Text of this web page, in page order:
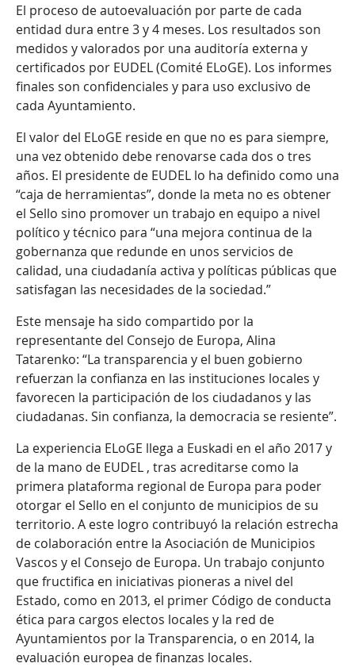
El proceso de autoevaluación por parte de cada
entidad dura entre 3 y 4 meses. Los resultados son
medidos y valorados por una auditoría externa y
certificados por EUDEL (Comité ELoGE). Los informes
finales son confidenciales y para uso exclusivo de
cada Ayuntamiento.
El valor del ELoGE reside en que no es para siempre,
una vez obtenido debe renovarse cada dos o tres
años. El presidente de EUDEL lo ha definido como una
“caja de herramientas”, donde la meta no es obtener
el Sello sino promover un trabajo en equipo a nivel
político y técnico para “una mejora continua de la
gobernanza que redunde en unos servicios de
calidad, una ciudadanía activa y políticas públicas que
satisfagan las necesidades de la sociedad.”
Este mensaje ha sido compartido por la
representante del Consejo de Europa, Alina
Tatarenko: “La transparencia y el buen gobierno
refuerzan la confianza en las instituciones locales y
favorecen la participación de los ciudadanos y las
ciudadanas. Sin confianza, la democracia se resiente”.
La experiencia ELoGE llega a Euskadi en el año 2017 y
de la mano de EUDEL , tras acreditarse como la
primera plataforma regional de Europa para poder
otorgar el Sello en el conjunto de municipios de su
territorio. A este logro contribuyó la relación estrecha
de colaboración entre la Asociación de Municipios
Vascos y el Consejo de Europa. Un trabajo conjunto
que fructifica en iniciativas pioneras a nivel del
Estado, como en 2013, el primer Código de conducta
ética para cargos electos locales y la red de
Ayuntamientos por la Transparencia, o en 2014, la
evaluación europea de finanzas locales.